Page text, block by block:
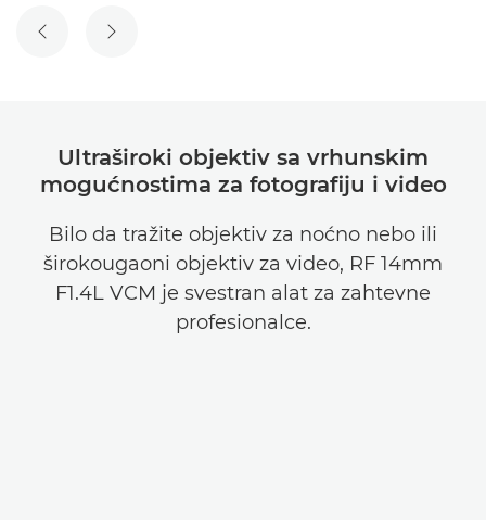
PRETHODNI SLAJD
SLEDEĆI SLAJD
Ultraširoki objektiv sa vrhunskim
mogućnostima za fotografiju i video
Bilo da tražite objektiv za noćno nebo ili
širokougaoni objektiv za video, RF 14mm
F1.4L VCM je svestran alat za zahtevne
profesionalce.